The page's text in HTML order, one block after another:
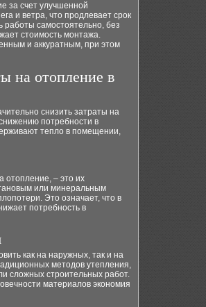
за счет улучшенной
и ветра, что продлевает срок
самостоятельно, без
стоимость монтажа.
и аккуратным, при этом
на отопление в
снизить затраты на
потребности в
тепло в помещении,
отопление, – это их
или минеральным
Это означает, что в
потребность в
как на наружных, так и на
методов утепления,
сложных строительных работ.
материалов экономия